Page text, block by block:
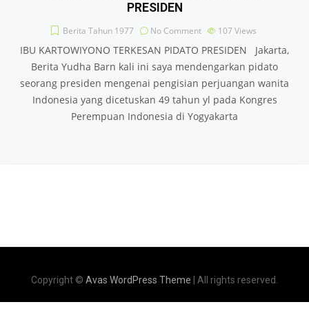
PRESIDEN
Berita Tahun 1977 No Comment 107 Views
IBU KARTOWIYONO TERKESAN PIDATO PRESIDEN Jakarta,
Berita Yudha Barn kali ini saya mendengarkan pidato
seorang presiden mengenai pengisian perjuangan wanita
Indonesia yang dicetuskan 49 tahun yl pada Kongres
Perempuan Indonesia di Yogyakarta
Copyright © Avas WordPress Theme | All rights reserved.